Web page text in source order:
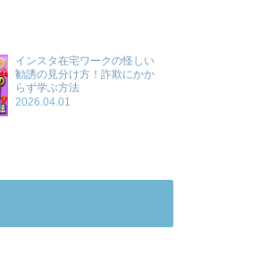
インスタ在宅ワークの怪しい
勧誘の見分け方！詐欺にかか
らず学ぶ方法
2026.04.01